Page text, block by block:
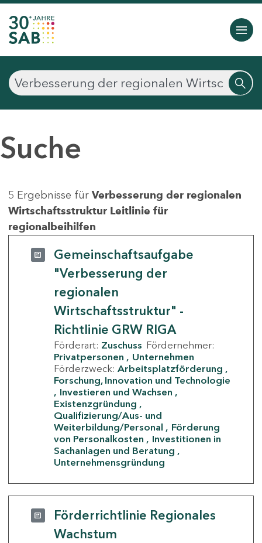
Suche
5 Ergebnisse für Verbesserung der regionalen
Wirtschaftsstruktur Leitlinie für
regionalbeihilfen
Gemeinschaftsaufgabe
"Verbesserung der
regionalen
Wirtschaftsstruktur" -
Richtlinie GRW RIGA
Förderart: Zuschuss Fördernehmer:
Privatpersonen
Unternehmen
Förderzweck: Arbeitsplatzförderung
Forschung, Innovation und Technologie
Investieren und Wachsen
Existenzgründung
Qualifizierung/Aus- und
Weiterbildung/Personal
Förderung
von Personalkosten
Investitionen in
Sachanlagen und Beratung
Unternehmensgründung
Förderrichtlinie Regionales
Wachstum